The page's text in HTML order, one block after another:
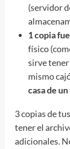
(servidor
1 copia
físico
sirve tener
mismo
casa de
3 copias de
tener el
adicionales.